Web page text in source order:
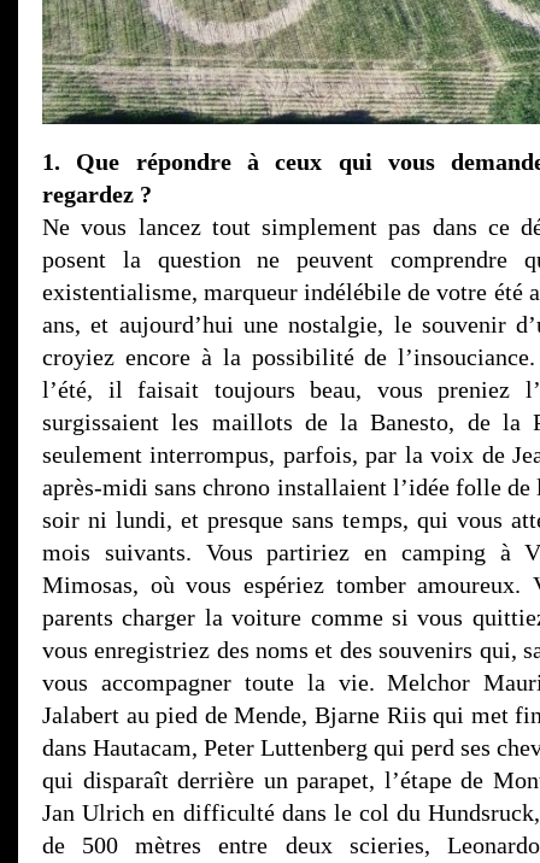
1. Que répondre à ceux qui vous
regardez ?
Ne vous lancez tout simplement pas dans ce
posent la question ne peuvent comprendre
existentialisme, marqueur indélébile de votre été
ans, et aujourd’hui une nostalgie, le souvenir
croyiez encore à la possibilité de
l’été, il faisait toujours beau, vous preniez
surgissaient les maillots de la Banesto, de la
seulement interrompus, parfois, par la voix de
après-midi sans chrono installaient l’idée folle de
soir ni lundi, et presque sans temps, qui vous
mois suivants. Vous partiriez en camping à
Mimosas, où vous espériez tomber amoureux.
parents charger la voiture comme si vous
vous enregistriez des noms et des souvenirs qui,
vous accompagner toute la vie. Melchor
Jalabert au pied de Mende, Bjarne Riis qui met
dans Hautacam, Peter Luttenberg qui perd ses
qui disparaît derrière un parapet, l’étape de
Jan Ulrich en difficulté dans le col du
de 500 mètres entre deux scieries,